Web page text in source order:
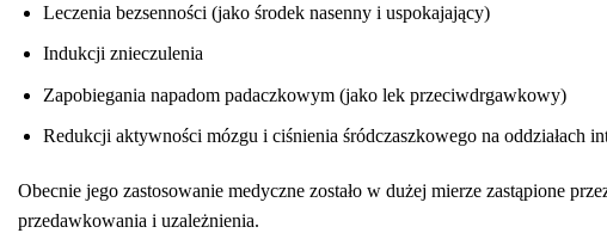
Leczenia bezsenności (jako środek nasenny i uspokajający)
Indukcji znieczulenia
Zapobiegania napadom padaczkowym (jako lek przeciwdrgawkowy)
Redukcji aktywności mózgu i ciśnienia śródczaszkowego na oddziałach
Obecnie jego zastosowanie medyczne zostało w dużej mierze zastąpione
przedawkowania i uzależnienia.